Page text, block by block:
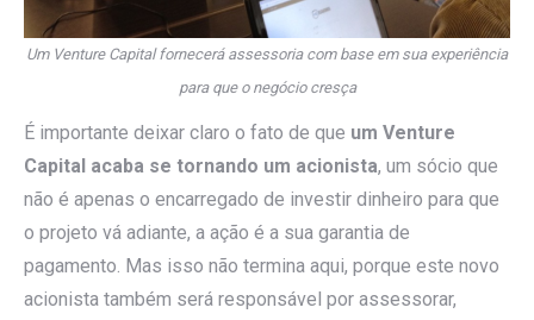
Um Venture Capital fornecerá assessoria com base em sua experiência
para que o negócio cresça
É importante deixar claro o fato de que um Venture
Capital acaba se tornando um acionista, um sócio que
não é apenas o encarregado de investir dinheiro para que
o projeto vá adiante, a ação é a sua garantia de
pagamento. Mas isso não termina aqui, porque este novo
acionista também será responsável por assessorar,